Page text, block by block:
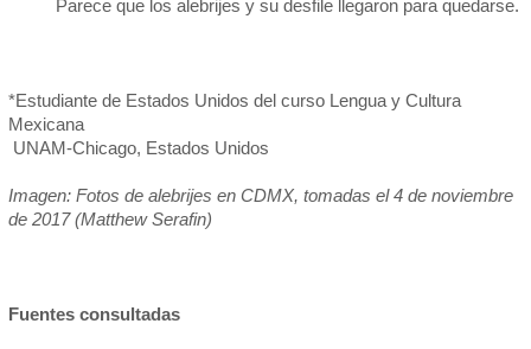
Parece que los alebrijes y su desfile llegaron para quedarse.
*Estudiante de Estados Unidos del curso Lengua y Cultura
Mexicana
UNAM-Chicago, Estados Unidos
Imagen: Fotos de alebrijes en CDMX, tomadas el 4 de noviembre
de 2017 (Matthew Serafin)
Fuentes consultadas